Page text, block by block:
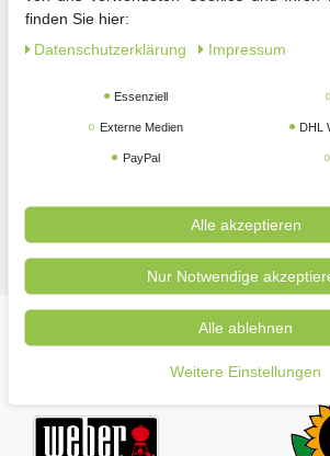
Zimmerpflanzen Pflanzenschutz
Unsere
finden Sie hier:
Daten­schutz­erklärung
Impressum
Essenziell
Externe Medien DHL
PayPal
Alle akzeptieren
Nur Notwendige
Alle ablehnen
Weitere Einstellungen